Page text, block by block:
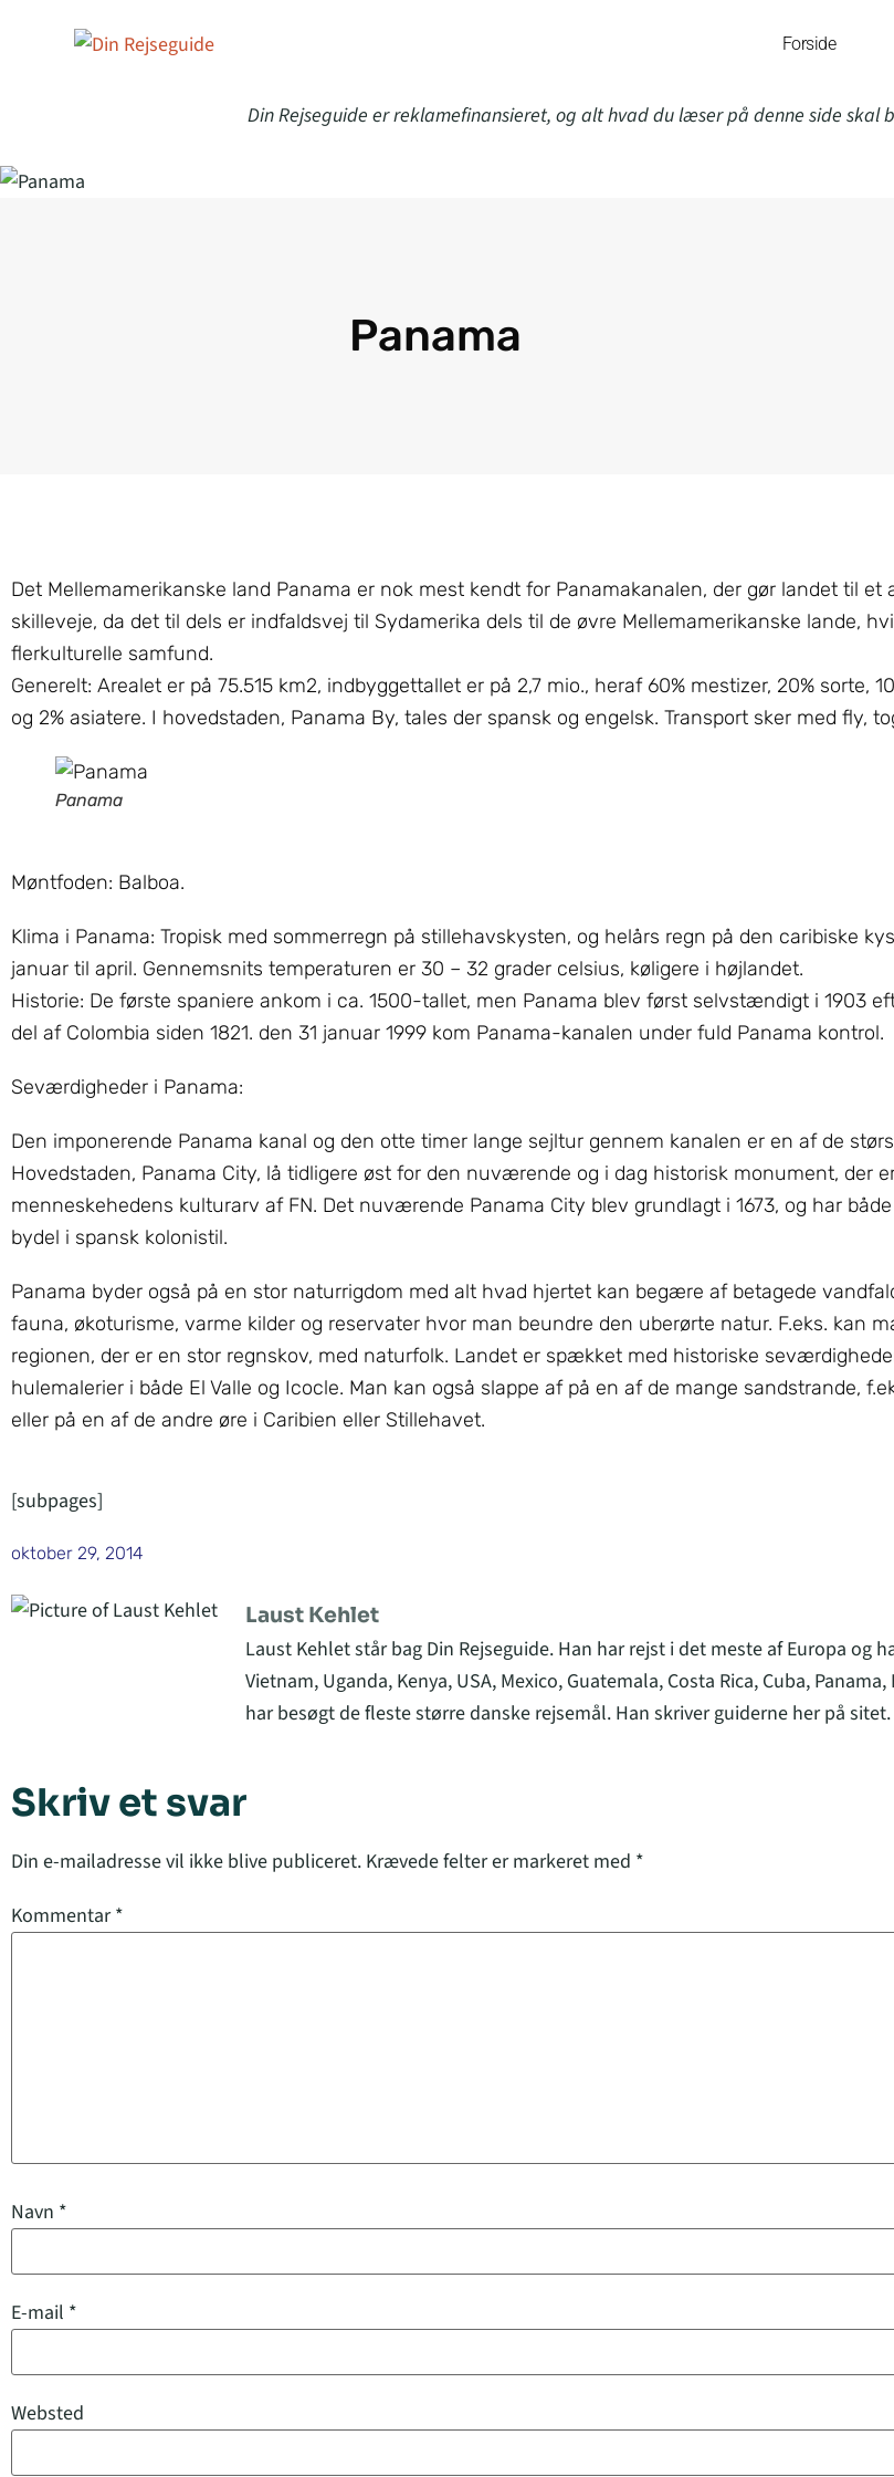
Forside
Din Rejseguide er reklamefinansieret, og alt hvad du læser på denne side skal
Panama
Det Mellemamerikanske land Panama er nok mest kendt for Panamakanalen, der gør landet til et
skilleveje, da det til dels er indfaldsvej til Sydamerika dels til de øvre Mellemamerikanske lande,
flerkulturelle samfund.
Generelt: Arealet er på 75.515 km2, indbyggettallet er på 2,7 mio., heraf 60% mestizer, 20% sorte,
og 2% asiatere. I hovedstaden, Panama By, tales der spansk og engelsk. Transport sker med fly,
Panama
Møntfoden: Balboa.
Klima i Panama: Tropisk med sommerregn på stillehavskysten, og helårs regn på den caribiske
januar til april. Gennemsnits temperaturen er 30 – 32 grader celsius, køligere i højlandet.
Historie: De første spaniere ankom i ca. 1500-tallet, men Panama blev først selvstændigt i 1903
del af Colombia siden 1821. den 31 januar 1999 kom Panama-kanalen under fuld Panama kontrol.
Seværdigheder i Panama:
Den imponerende Panama kanal og den otte timer lange sejltur gennem kanalen er en af de
Hovedstaden, Panama City, lå tidligere øst for den nuværende og i dag historisk monument, der
menneskehedens kulturarv af FN. Det nuværende Panama City blev grundlagt i 1673, og har
bydel i spansk kolonistil.
Panama byder også på en stor naturrigdom med alt hvad hjertet kan begære af betagede
fauna, økoturisme, varme kilder og reservater hvor man beundre den uberørte natur. F.eks. kan
regionen, der er en stor regnskov, med naturfolk. Landet er spækket med historiske
hulemalerier i både El Valle og Icocle. Man kan også slappe af på en af de mange sandstrande,
eller på en af de andre øre i Caribien eller Stillehavet.
[subpages]
oktober 29, 2014
Laust Kehlet
Laust Kehlet står bag Din Rejseguide. Han har rejst i det meste af Europa og
Vietnam, Uganda, Kenya, USA, Mexico, Guatemala, Costa Rica, Cuba,
har besøgt de fleste større danske rejsemål. Han skriver guiderne her på sitet.
Skriv et svar
Din e-mailadresse vil ikke blive publiceret. Krævede felter er markeret med *
Kommentar*
Navn *
E-mail *
Websted